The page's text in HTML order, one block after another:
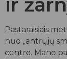
ir
Pastaraisiais
nuo „antrųjų
centro. Mano